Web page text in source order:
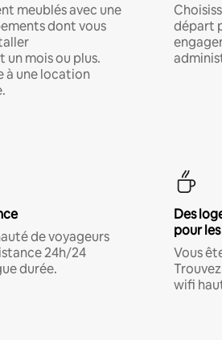
meublés avec une
dont vous
mois ou plus.
à une location
départ
de voyageurs
24h/24
durée.
Des
pour
Vous
wifi